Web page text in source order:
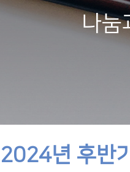
나눔
2024년 후반